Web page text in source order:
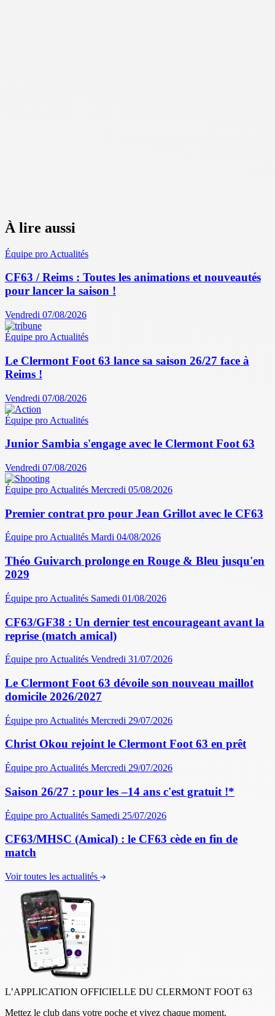
À lire aussi
Équipe pro Actualités
CF63 / Reims : Toutes les animations et nouveautés
pour lancer la saison !
Vendredi 07/08/2026
Équipe pro Actualités
Le Clermont Foot 63 lance sa saison 26/27 face à
Reims !
Vendredi 07/08/2026
Équipe pro Actualités
Junior Sambia s'engage avec le Clermont Foot 63
Vendredi 07/08/2026
Équipe pro Actualités Mercredi 05/08/2026
Premier contrat pro pour Jean Grillot avec le CF63
Équipe proActualités Mardi 04/08/2026
Théo Guivarch prolonge en Rouge & Bleu jusqu'en
2029
Équipe pro Actualités Samedi 01/08/2026
CF63/GF38 : Un dernier test encourageant avant la
reprise (match amical)
Équipe pro Actualités Vendredi 31/07/2026
Le Clermont Foot 63 dévoile son nouveau maillot
domicile 2026/2027
Équipe pro Actualités Mercredi 29/07/2026
Christ Okou rejoint le Clermont Foot 63 en prêt
Équipe pro Actualités Mercredi 29/07/2026
Saison 26/27 : pour les –14 ans c'est gratuit !*
Équipe pro Actualités Samedi 25/07/2026
CF63/MHSC (Amical) : le CF63 cède en fin de
match
Voir toutes les actualités
L’APPLICATION OFFICIELLE DU CLERMONT FOOT 63
Mettez le club dans votre poche et vivez chaque moment.